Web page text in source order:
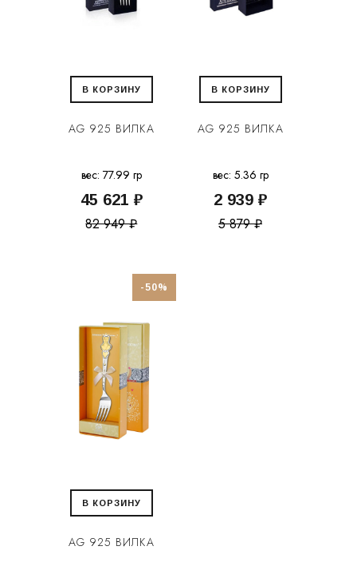
В КОРЗИНУ
AG 925 ВИЛКА
вес: 77.99 гр
45 621 ₽
82 949 ₽
В КОРЗИНУ
AG 925 ВИЛКА
вес: 5.36 гр
2 939 ₽
5 879 ₽
-50%
В КОРЗИНУ
AG 925 ВИЛКА